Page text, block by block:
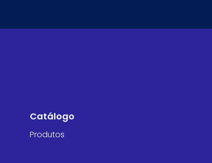
Catálogo
Produtos